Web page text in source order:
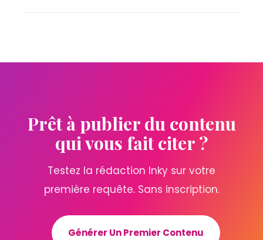
Prêt à publier du contenu
qui vous fait citer ?
Testez la rédaction Inky sur votre
première requête. Sans inscription.
Générer Un Premier Contenu